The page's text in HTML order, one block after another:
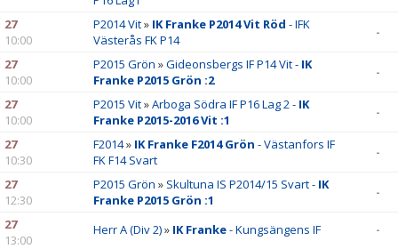
27
10:00
P2014 Vit» IK Franke P2014 Vit Röd - IFK
Västerås FK P14
-
27
10:00
P2015 Grön »Gideonsbergs IF P14 Vit - IK
Franke P2015 Grön :2
-
27
10:00
P2015 Vit»Arboga Södra IF P16 Lag 2 - IK
Franke P2015-2016 Vit :1
-
27
10:30
F2014» IK Franke F2014 Grön - Västanfors IF
FK F14 Svart
-
27
12:30
P2015 Grön » Skultuna IS P2014/15 Svart - IK
Franke P2015 Grön :1
-
27
13:00
Herr A (Div 2)» IK Franke- Kungsängens IF -